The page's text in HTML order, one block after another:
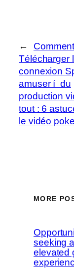
←
Comment
Télécharger
connexion
amuser í du
production
tout : 6
le vidéo
MORE
seeking
elevated